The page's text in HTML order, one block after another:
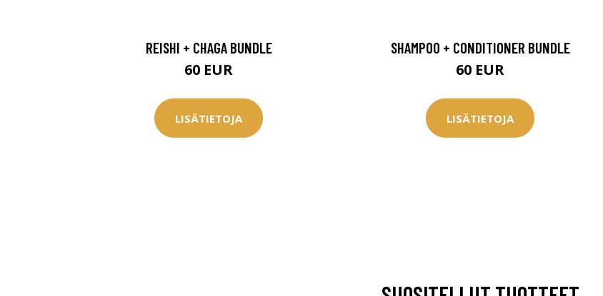
REISHI + CHAGA BUNDLE
60 EUR
LISÄTIETOJA
SHAMPOO + CONDITIONER BUNDLE
60 EUR
LISÄTIETOJA